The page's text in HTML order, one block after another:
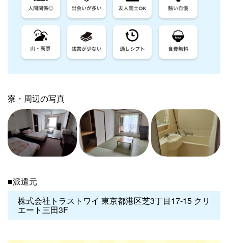
寮・周辺の写真
■派遣元
株式会社トラストワイ 東京都港区芝3丁目17-15 クリ
エート三田3F